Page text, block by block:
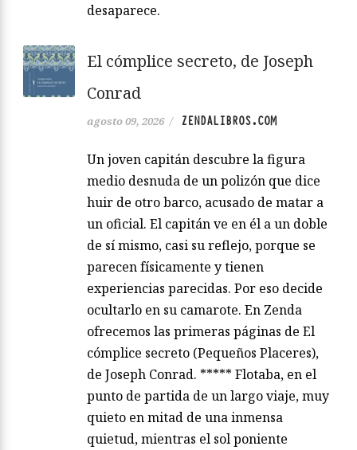
desaparece.
El cómplice secreto, de Joseph
Conrad
agosto 09, 2026 / ZENDALIBROS.COM
Un joven capitán descubre la figura
medio desnuda de un polizón que dice
huir de otro barco, acusado de matar a
un oficial. El capitán ve en él a un doble
de sí mismo, casi su reflejo, porque se
parecen físicamente y tienen
experiencias parecidas. Por eso decide
ocultarlo en su camarote. En Zenda
ofrecemos las primeras páginas de El
cómplice secreto (Pequeños Placeres),
de Joseph Conrad. ***** Flotaba, en el
punto de partida de un largo viaje, muy
quieto en mitad de una inmensa
quietud, mientras el sol poniente